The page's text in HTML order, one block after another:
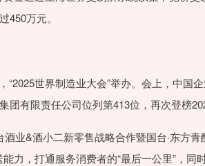
450万元。
“2025世界制造业大会”举办。会上，中国
团有限责任公司位列第413位，再次登榜
业&酒小二新零售战略合作暨国台·东方
力，打通服务消费者的“最后一公里”，同